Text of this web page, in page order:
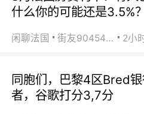
什么你的可能还是3.5%
闲聊法国 街友90454511 2小
同胞们，巴黎4区Bred
者，谷歌打分3,7分